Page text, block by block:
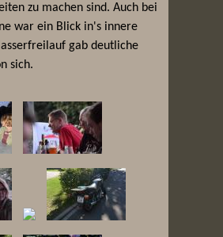
zu machen sind. Auch bei
war ein Blick in's innere
gab deutliche
sich.